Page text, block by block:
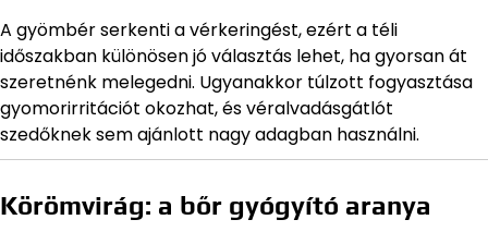
A gyömbér serkenti a vérkeringést, ezért a téli
időszakban különösen jó választás lehet, ha gyorsan át
szeretnénk melegedni. Ugyanakkor túlzott fogyasztása
gyomorirritációt okozhat, és véralvadásgátlót
szedőknek sem ajánlott nagy adagban használni.
Körömvirág: a bőr gyógyító aranya